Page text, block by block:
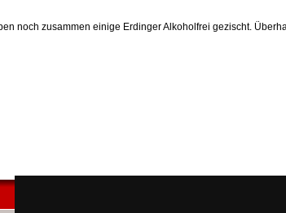
noch zusammen einige Erdinger Alkoholfrei gezischt.